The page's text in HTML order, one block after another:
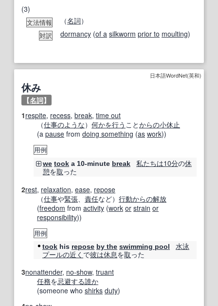
(3)
文法情報 （名詞）
対訳 dormancy (of a silkworm prior to moulting)
日本語WordNet(英和)
休み
【名詞】
1respite, recess, break, time out
（仕事のような） 何かを行う ことからの小休止
(a pause from doing something (as work))
用例
we took a 10-minute break 私たちは10分の休
憩を取 った
2rest, relaxation, ease, repose
（仕事や緊張 責任など） 行動からの解放
(freedom from activity (work or strain or
responsibility))
用例
took his repose by the swimming pool
水泳
プールの近く で彼は休息を取 った
3nonattender, no-show, truant
任務を忌避する誰か
(someone who shirks duty)